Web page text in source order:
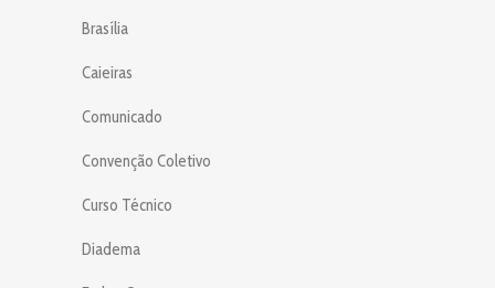
Brasília
Caieiras
Comunicado
Convenção Coletivo
Curso Técnico
Diadema